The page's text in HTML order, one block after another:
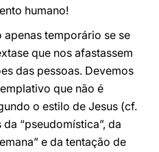
humano!
temporário se se
que nos afastassem
das pessoas. Devemos
que não é
o estilo de Jesus (cf.
“pseudomística”, da
e da tentação de